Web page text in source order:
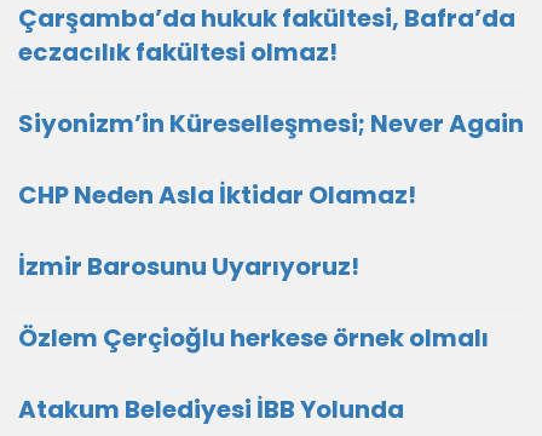
Çarşamba’da hukuk fakültesi, Bafra’da
eczacılık fakültesi olmaz!
Siyonizm’in Küreselleşmesi; Never Again
CHP Neden Asla İktidar Olamaz!
İzmir Barosunu Uyarıyoruz!
Özlem Çerçioğlu herkese örnek olmalı
Atakum Belediyesi İBB Yolunda